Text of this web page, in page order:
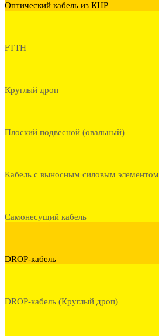
Оптический кабель из КНР
FTTH
Круглый дроп
Плоский подвесной (овальный)
Кабель с выносным силовым элементом
Самонесущий кабель
DROP-кабель
DROP-кабель (Круглый дроп)